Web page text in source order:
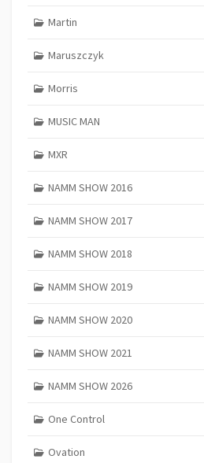
Martin
Maruszczyk
Morris
MUSIC MAN
MXR
NAMM SHOW 2016
NAMM SHOW 2017
NAMM SHOW 2018
NAMM SHOW 2019
NAMM SHOW 2020
NAMM SHOW 2021
NAMM SHOW 2026
One Control
Ovation